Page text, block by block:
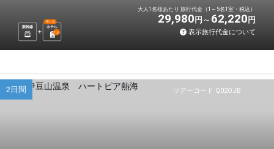
新幹線 ホテル
選べる
1 泊
大人1名様あたり 旅行代金（1～5名1室・税込）
29,980 円 62,220 円
表示旅行代金について
ツアーコード Q02OJB
2日間